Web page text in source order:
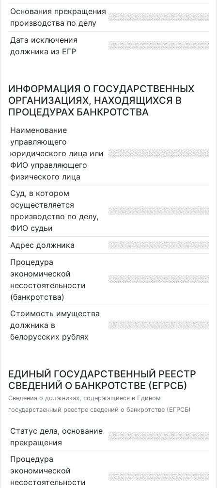
Основания прекращения
производства по делу
Дата исключения
должника из ЕГР
ИНФОРМАЦИЯ О ГОСУДАРСТВЕННЫХ
ОРГАНИЗАЦИЯХ, НАХОДЯЩИХСЯ В
ПРОЦЕДУРАХ БАНКРОТСТВА
Наименование
управляющего
юридического лица или
ФИО управляющего
физического лица
Суд, в котором
осуществляется
производство по делу,
ФИО судьи
Адрес должника
Процедура
экономической
несостоятельности
(банкротства)
Стоимость имущества
должника в
белорусских рублях
ЕДИНЫЙ ГОСУДАРСТВЕННЫЙ РЕЕСТР
СВЕДЕНИЙ О БАНКРОТСТВЕ (ЕГРСБ)
Сведения о должниках, содержащиеся в Едином
государственный реестре сведений о банкротстве (ЕГРСБ)
Статус дела, основание
прекращения
Процедура
экономической
несостоятельности